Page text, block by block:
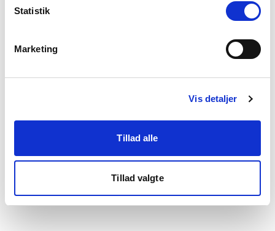
Statistik
Marketing
Vis detaljer
Tillad alle
Tillad valgte